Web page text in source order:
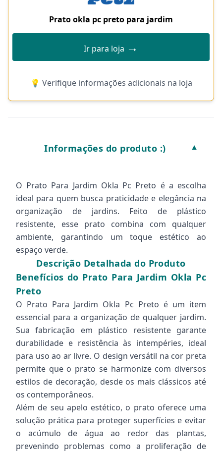
Prato okla pc preto para jardim
Ir para loja →
💡 Verifique informações adicionais na loja
Informações do produto :) ▼
O Prato Para Jardim Okla Pc Preto é a escolha
ideal para quem busca praticidade e elegância na
organização de jardins. Feito de plástico
resistente, esse prato combina com qualquer
ambiente, garantindo um toque estético ao
espaço verde.
Descrição Detalhada do Produto
Benefícios do Prato Para Jardim Okla Pc
Preto
O Prato Para Jardim Okla Pc Preto é um item
essencial para a organização de qualquer jardim.
Sua fabricação em plástico resistente garante
durabilidade e resistência às intempéries, ideal
para uso ao ar livre. O design versátil na cor preta
permite que o prato se harmonize com diversos
estilos de decoração, desde os mais clássicos até
os contemporâneos.
Além de seu apelo estético, o prato oferece uma
solução prática para proteger superfícies e evitar
o acúmulo de água ao redor das plantas,
prevenindo problemas como a proliferação de